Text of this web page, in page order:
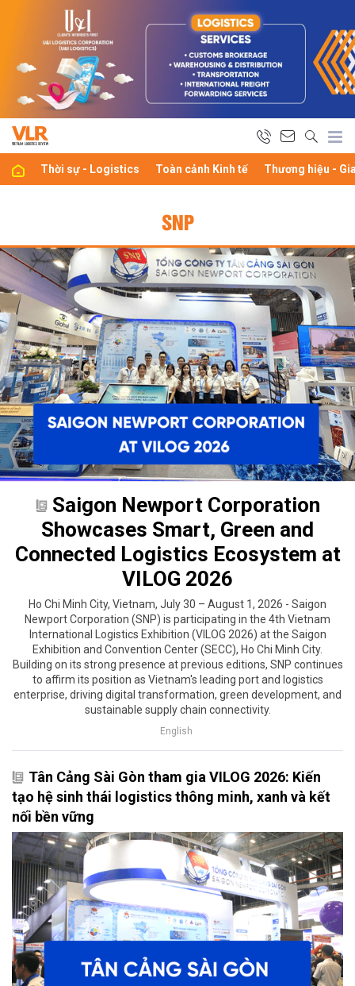
Thời sự - Logistics Toàn cảnh Kinh tế Thương hiệu -
SNP
Saigon Newport Corporation
Showcases Smart, Green and
Connected Logistics Ecosystem at
VILOG 2026
Ho Chi Minh City, Vietnam, July 30 – August 1, 2026 - Saigon
Newport Corporation (SNP) is participating in the 4th Vietnam
International Logistics Exhibition (VILOG 2026) at the Saigon
Exhibition and Convention Center (SECC), Ho Chi Minh City.
Building on its strong presence at previous editions, SNP continues
to affirm its position as Vietnam's leading port and logistics
enterprise, driving digital transformation, green development, and
sustainable supply chain connectivity.
English
Tân Cảng Sài Gòn tham gia VILOG 2026: Kiến
tạo hệ sinh thái logistics thông minh, xanh và kết
nối bền vững